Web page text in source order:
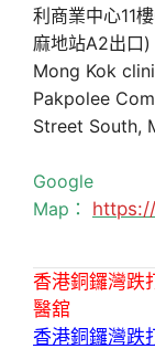
利商業中心11
麻地站A2出口)
Mong Kok
Pakpolee
Street South,
Google
Map：
香港銅鑼灣跌
醫舘
香港銅鑼灣跌